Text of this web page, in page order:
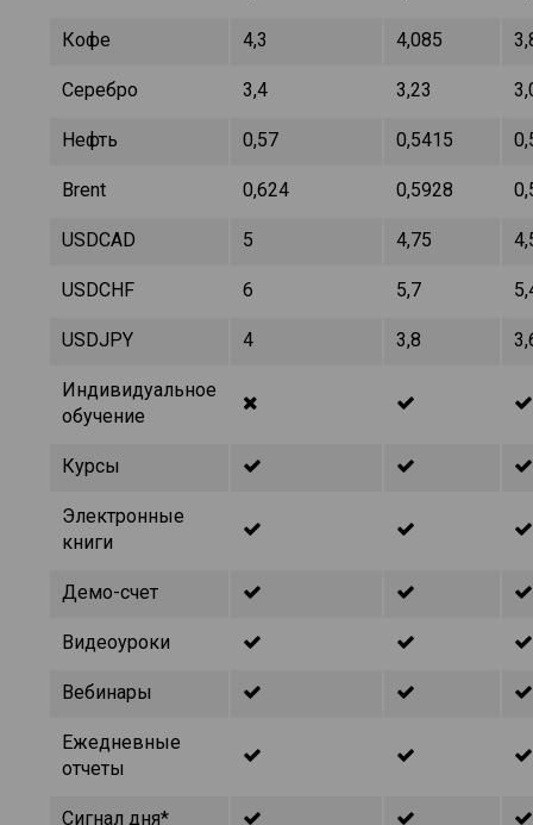
Кофе 4,3 4,085
Серебро 3,4 3,23
Нефть 0,57 0,5415
Brent 0,624 0,5928
USDCAD 5 4,75
USDCHF 6 5,7
USDJPY 4 3,8
Индивидуальное
обучение
Курсы
Электронные
книги
Демо-счет
Видеоуроки
Вебинары
Ежедневные
отчеты
Сигнал дня*